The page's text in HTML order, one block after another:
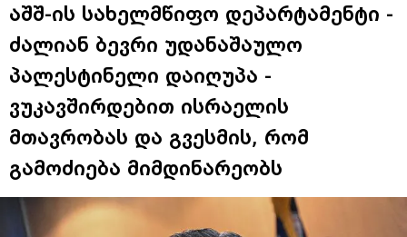
აშშ-ის სახელმწიფო დეპარტამენტი -
ძალიან ბევრი უდანაშაულო
პალესტინელი დაიღუპა -
ვუკავშირდებით ისრაელის
მთავრობას და გვესმის, რომ
გამოძიება მიმდინარეობს